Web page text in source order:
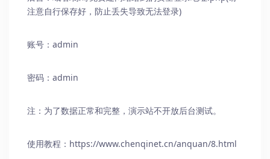
注意自行保存好，防止丢失导致无法登录)
账号：admin
密码：admin
注：为了数据正常和完整，演示站不开放后台测试。
使用教程：https://www.chenqinet.cn/anquan/8.html